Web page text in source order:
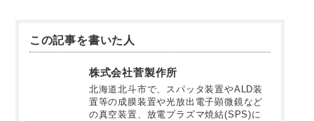
この記事を書いた人
株式会社菅製作所
北海道北斗市で、スパッタ装置やALD装
置等の成膜装置や光放出電子顕微鏡など
の真空装置、放電プラズマ焼結(SPS)に